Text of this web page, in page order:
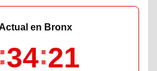
en Bronx
34 23